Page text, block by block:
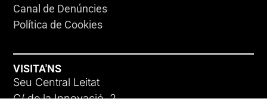
Canal de Denúncies
Política de Cookies
VISITA'NS
Seu Central Leitat
C/ de la Innovació, 2